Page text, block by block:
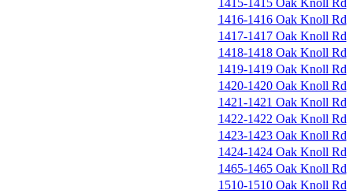
1415-1415 Oak Knoll Rd
1416-1416 Oak Knoll Rd
1417-1417 Oak Knoll Rd
1418-1418 Oak Knoll Rd
1419-1419 Oak Knoll Rd
1420-1420 Oak Knoll Rd
1421-1421 Oak Knoll Rd
1422-1422 Oak Knoll Rd
1423-1423 Oak Knoll Rd
1424-1424 Oak Knoll Rd
1465-1465 Oak Knoll Rd
1510-1510 Oak Knoll Rd